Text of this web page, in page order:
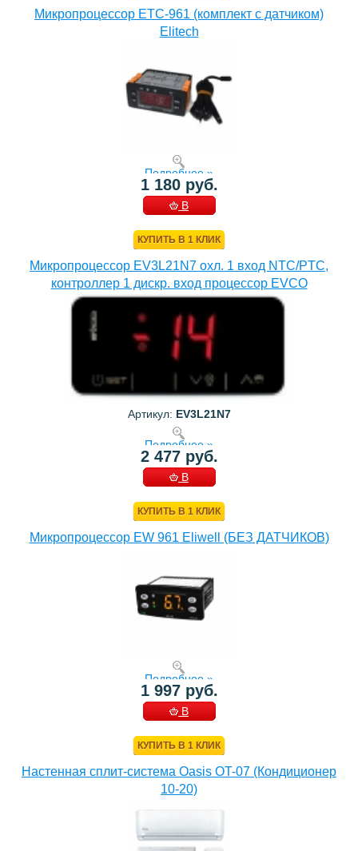
Микропроцессор ETC-961 (комплект c датчиком)
Elitech
Подробнее »
1 180 руб.
В
КУПИТЬ В 1 КЛИК
Микропроцессор EV3L21N7 охл. 1 вход NTC/PTC,
контроллер 1 дискр. вход процессор EVCO
Артикул: EV3L21N7
Подробнее »
2 477 руб.
В
КУПИТЬ В 1 КЛИК
Микропроцессор EW 961 Eliwell (БЕЗ ДАТЧИКОВ)
Подробнее »
1 997 руб.
В
КУПИТЬ В 1 КЛИК
Настенная сплит-система Oasis OT-07 (Кондиционер
10-20)